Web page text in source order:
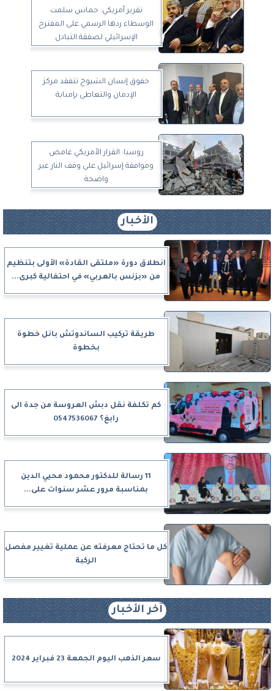
تقرير أمريكي: حماس سلمت
الوسطاء ردها الرسمي على المقترح
الإسرائيلي لصفقة التبادل
حقوق إنسان الشيوخ تتفقد مركز
الإدمان والتعاطى بإمبابة
روسيا: القرار الأمريكي غامض
وموافقة إسرائيل على وقف النار غير
واضحة
الأخبار
انطلاق دورة «ملتقى القادة» الأولى بتنظيم
من «بزنس بالعربي» في احتفالية كبرى...
طريقة تركيب الساندوتش بانل خطوة
بخطوة
كم تكلفة نقل دبش العروسة من جدة الى
رابغ؟ 0547536067
11 رسالة للدكتور محمود محيي الدين
بمناسبة مرور عشر سنوات على...
كل ما تحتاج معرفته عن عملية تغيير مفصل
الركبة
آخر الأخبار
سعر الذهب اليوم الجمعة 23 فبراير 2024